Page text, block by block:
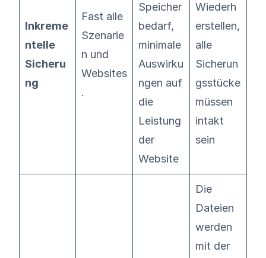
Inkreme
ntelle
Sicheru
ng
Fast alle
Szenarie
n und
Websites
.
Speicher
bedarf,
minimale
Auswirku
ngen auf
die
Leistung
der
Website
Wiederh
erstellen,
alle
Sicherun
gsstücke
müssen
intakt
sein
Die
Dateien
werden
mit der